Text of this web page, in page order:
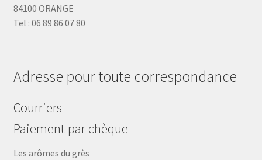
84100 ORANGE
Tel : 06 89 86 07 80
Adresse pour toute correspondance
Courriers
Paiement par chèque
Les arômes du grès